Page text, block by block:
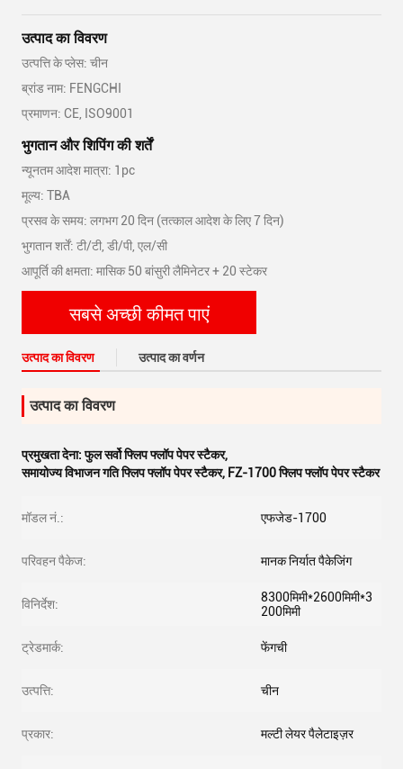
उत्पाद का विवरण
उत्पत्ति के प्लेस: चीन
ब्रांड नाम: FENGCHI
प्रमाणन: CE, ISO9001
भुगतान और शिपिंग की शर्तें
न्यूनतम आदेश मात्रा: 1pc
मूल्य: TBA
प्रसव के समय: लगभग 20 दिन (तत्काल आदेश के लिए 7 दिन)
भुगतान शर्तें: टी/टी, डी/पी, एल/सी
आपूर्ति की क्षमता: मासिक 50 बांसुरी लैमिनेटर + 20 स्टेकर
सबसे अच्छी कीमत पाएं
उत्पाद का विवरण उत्पाद का वर्णन
उत्पाद का विवरण
प्रमुखता देना:फुल सर्वो फ्लिप फ्लॉप पेपर स्टैकर,
समायोज्य विभाजन गति फ्लिप फ्लॉप पेपर स्टैकर, FZ-1700 फ्लिप फ्लॉप पेपर स्टैकर
मॉडल नं.: एफजेड-1700
परिवहन पैकेज: मानक निर्यात पैकेजिंग
विनिर्देश:
8300मिमी*2600मिमी*3
200मिमी
ट्रेडमार्क: फेंगची
उत्पत्ति: चीन
प्रकार: मल्टी लेयर पैलेटाइज़र